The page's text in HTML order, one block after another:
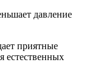
давление
приятные
естественных